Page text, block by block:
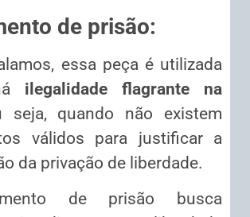
de prisão:
essa peça é utilizada
ilegalidade flagrante na
seja, quando não existem
válidos para justificar a
da privação de liberdade.
de prisão busca